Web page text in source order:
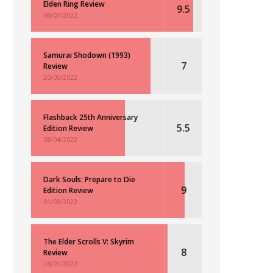
Elden Ring Review
06/07/2022 9.5
Samurai Shodown (1993)
Review
20/05/2022
7
Flashback 25th Anniversary
Edition Review
08/04/2022
5.5
Dark Souls: Prepare to Die
Edition Review
01/03/2022
9
The Elder Scrolls V: Skyrim
Review
26/01/2022
8